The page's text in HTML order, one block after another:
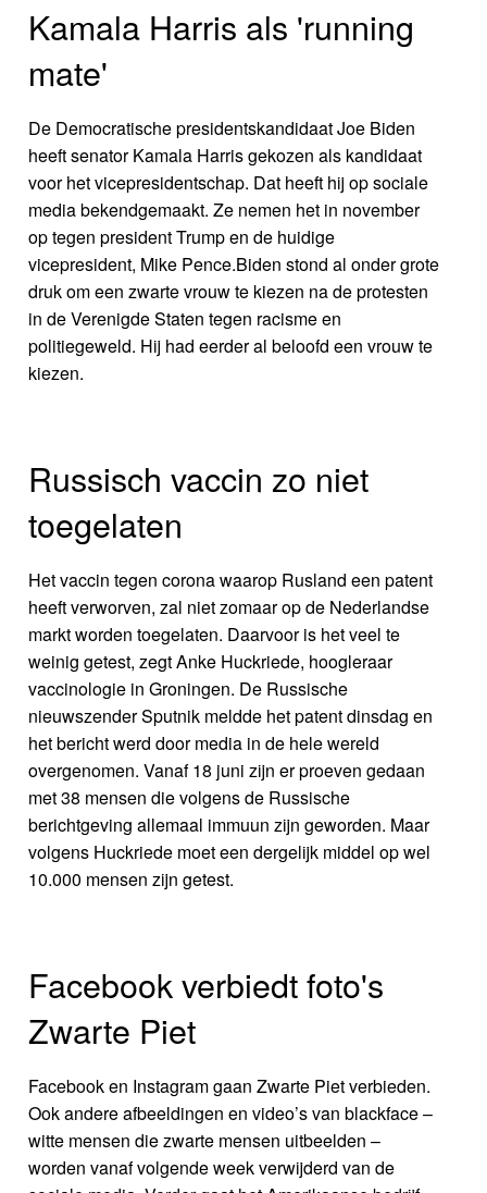
Kamala Harris als 'running
mate'
De Democratische presidentskandidaat Joe Biden
heeft senator Kamala Harris gekozen als kandidaat
voor het vicepresidentschap. Dat heeft hij op sociale
media bekendgemaakt. Ze nemen het in november
op tegen president Trump en de huidige
vicepresident, Mike Pence.Biden stond al onder grote
druk om een zwarte vrouw te kiezen na de protesten
in de Verenigde Staten tegen racisme en
politiegeweld. Hij had eerder al beloofd een vrouw te
kiezen.
Russisch vaccin zo niet
toegelaten
Het vaccin tegen corona waarop Rusland een patent
heeft verworven, zal niet zomaar op de Nederlandse
markt worden toegelaten. Daarvoor is het veel te
weinig getest, zegt Anke Huckriede, hoogleraar
vaccinologie in Groningen. De Russische
nieuwszender Sputnik meldde het patent dinsdag en
het bericht werd door media in de hele wereld
overgenomen. Vanaf 18 juni zijn er proeven gedaan
met 38 mensen die volgens de Russische
berichtgeving allemaal immuun zijn geworden. Maar
volgens Huckriede moet een dergelijk middel op wel
10.000 mensen zijn getest.
Facebook verbiedt foto's
Zwarte Piet
Facebook en Instagram gaan Zwarte Piet verbieden.
Ook andere afbeeldingen en video’s van blackface –
witte mensen die zwarte mensen uitbeelden –
worden vanaf volgende week verwijderd van de